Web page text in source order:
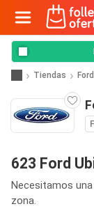
Tiendas Ford
623 Ford
Necesitamos
zona.